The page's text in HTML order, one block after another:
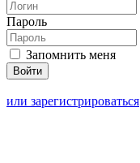
Пароль
Запомнить меня
или зарегистрироваться